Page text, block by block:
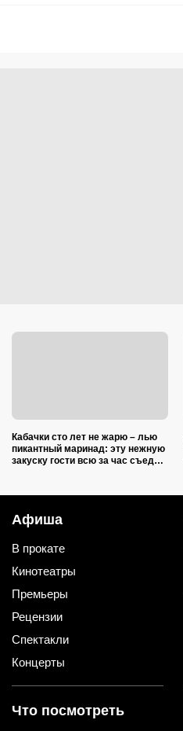
Кабачки сто лет не жарю – лью
пикантный маринад: эту нежную
закуску гости всю за час съедят
Афиша
В прокате
Кинотеатры
Премьеры
Рецензии
Спектакли
Концерты
Что посмотреть